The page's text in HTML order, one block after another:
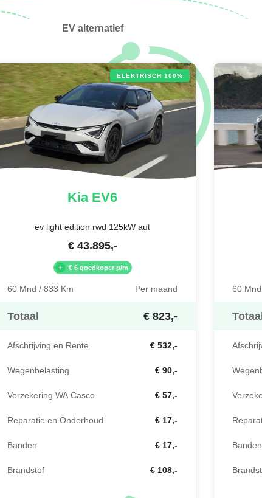
EV alternatief
ELEKTRISCH 100%
KiaEV6
ev light edition rwd 125kW aut
€ 43.895,-
€ 6 goedkoper p/m
60 Mnd / 833 Km Per maand
Totaal € 823,-
Afschrijving en Rente € 532,-
Wegenbelasting € 90,-
Verzekering WA Casco € 57,-
Reparatie en Onderhoud € 17,-
Banden € 17,-
Brandstof € 108,-
60
Banden